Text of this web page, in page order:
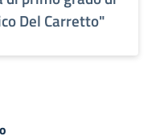
Del Carretto"